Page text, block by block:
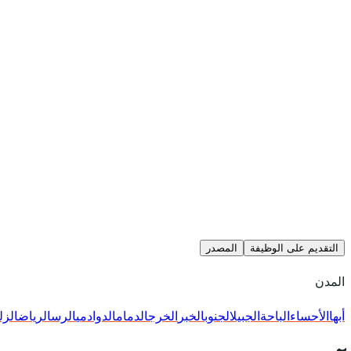
التقديم على الوظيفة المصدر
المدن
أبها الأحساء الباحة الجبيلالجنوبالخبر الخرجالدمامالدوادميالرسالرياض